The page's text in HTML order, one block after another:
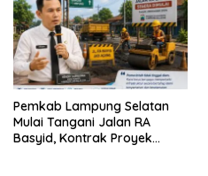
Pemkab Lampung Selatan
Mulai Tangani Jalan RA
Basyid, Kontrak Proyek